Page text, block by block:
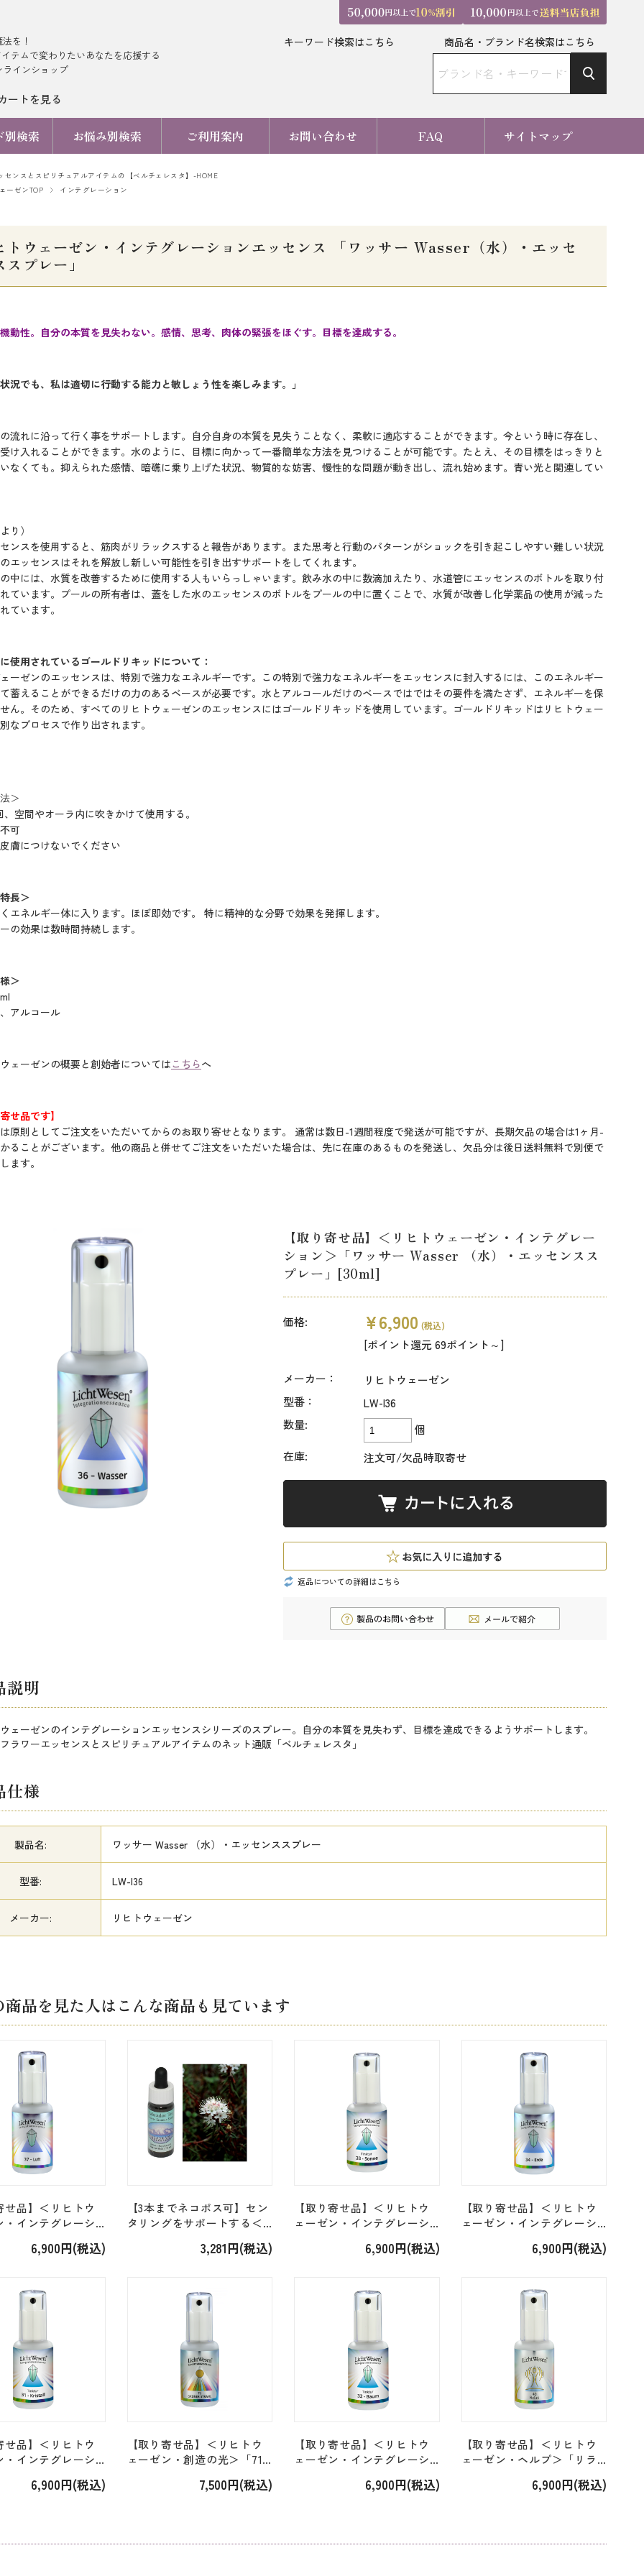
を！
テムで変わりたいあなたを応援する
インショップ
ートを見る
キーワード検索はこちら 商品名・ブランド名検索はこちら
別検索 お悩み別検索 ご利用案内 お問い合わせ FAQ サイトマップ
センスとスピリチュアルアイテムの【ベルチェレスタ】-HOME
ーゼンTOP
インテグレーション
トウェーゼン・インテグレーションエッセンス 「ワッサー Wasser（水）・エッセ
スプレー」
動性。自分の本質を見失わない。感情、思考、肉体の緊張をほぐす。目標を達成する。
況でも、私は適切に行動する能力と敏しょう性を楽しみます。」
流れに沿って行く事をサポートします。自分自身の本質を見失うことなく、柔軟に適応することができます。今という時に存在し、
け入れることができます。水のように、目標に向かって一番簡単な方法を見つけることが可能です。たとえ、その目標をはっきりと
なくても。抑えられた感情、暗礁に乗り上げた状況、物質的な妨害、慢性的な問題が動き出し、流れ始めます。青い光と関連してい
り）
ンスを使用すると、筋肉がリラックスすると報告があります。また思考と行動のパターンがショックを引き起こしやすい難しい状況
エッセンスはそれを解放し新しい可能性を引き出すサポートをしてくれます。
中には、水質を改善するために使用する人もいらっしゃいます。飲み水の中に数滴加えたり、水道管にエッセンスのボトルを取り付
ています。プールの所有者は、蓋をした水のエッセンスのボトルをプールの中に置くことで、水質が改善し化学薬品の使用が減った
ています。
使用されているゴールドリキッドについて：
ーゼンのエッセンスは、特別で強力なエネルギーです。この特別で強力なエネルギーをエッセンスに封入するには、このエネルギー
蓄えることができるだけの力のあるベースが必要です。水とアルコールだけのベースではではその要件を満たさず、エネルギーを保
ん。そのため、すべてのリヒトウェーゼンのエッセンスにはゴールドリキッドを使用しています。ゴールドリキッドはリヒトウェー
なプロセスで作り出されます。
＞
、空間やオーラ内に吹きかけて使用する。
可
につけないでください
長＞
エネルギー体に入ります。ほぼ即効です。 特に精神的な分野で効果を発揮します。
の効果は数時間持続します。
＞
アルコール
ェーゼンの概要と創始者についてはこちらへ
せ品です】
原則としてご注文をいただいてからのお取り寄せとなります。 通常は数日-1週間程度で発送が可能ですが、長期欠品の場合は1ヶ月-
ることがございます。他の商品と併せてご注文をいただいた場合は、先に在庫のあるものを発送し、欠品分は後日送料無料で別便で
ます。
【取り寄せ品】＜リヒトウェーゼン・インテグレー
ション＞「ワッサー Wasser （水）・エッセンスス
プレー」[30ml]
価格: ¥6,900 (税込)
[ポイント還元 69ポイント～]
メーカー：
リヒトウェーゼン
型番：
LW-I36
数量:
個
在庫:
注文可/欠品時取寄せ
返品についての詳細はこちら
説明
ェーゼンのインテグレーションエッセンスシリーズのスプレー。自分の本質を見失わず、目標を達成できるようサポートします。
ラワーエッセンスとスピリチュアルアイテムのネット通販「ベルチェレスタ」
仕様
製品名: ワッサー Wasser （水）・エッセンススプレー
型番: LW-I36
メーカー: リヒトウェーゼン
商品を見た人はこんな商品も見ています
せ品】＜リヒトウ
・インテグレーシ
ッセンススプレ
6,900円(税込)
【3本までネコポス可】セン
タリングをサポートする＜
ルティー Labrador Tea」
3,281円(税込)
【取り寄せ品】＜リヒトウ
ェーゼン・インテグレーシ
陽）・エッセンススプレ
6,900円(税込)
【取り寄せ品】＜リヒトウ
ェーゼン・インテグレーシ
地）・エッセンススプレ
6,900円(税込)
せ品】＜リヒトウ
・インテグレーシ
・エッセンススプ
6,900円(税込)
【取り寄せ品】＜リヒトウ
ェーゼン・創造の光＞「71.
プレー Gruner Strahl」
7,500円(税込)
【取り寄せ品】＜リヒトウ
ェーゼン・インテグレーシ
（木）・エッセンススプレ
6,900円(税込)
【取り寄せ品】＜リヒトウ
ェーゼン・ヘルプ＞「リラ
6,900円(税込)